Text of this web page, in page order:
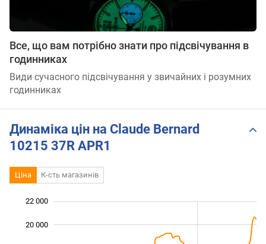
Все, що вам потрібно знати про підсвічування в
годинниках
Види сучасного підсвічування у звичайних і розумних
годинниках
Динаміка цін на Claude Bernard
10215 37R APR1
Ціна К-сть магазинів
20 000
22 000